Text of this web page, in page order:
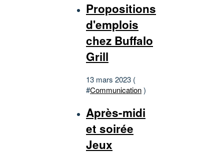
Propositions
d'emplois
chez Buffalo
Grill
13 mars 2023 (
#Communication)
Après-midi
et soirée
Jeux